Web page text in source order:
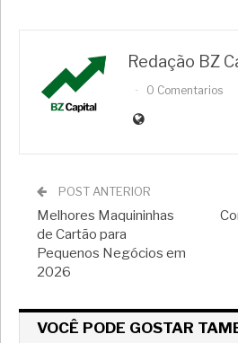
Redação BZ
0 Comentarios
POST ANTERIOR
Melhores Maquininhas
de Cartão para
Pequenos Negócios em
2026
VOCÊ PODE GOSTAR